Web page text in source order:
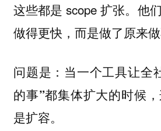
这些都是 scope 扩张。他
做得更快，而是做了原来做
问题是： 当一个工具让全
的事”都集体扩大的时候
是扩容。